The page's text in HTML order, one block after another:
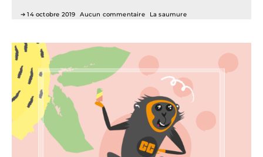
14 octobre 2019 Aucun commentaire La saumure